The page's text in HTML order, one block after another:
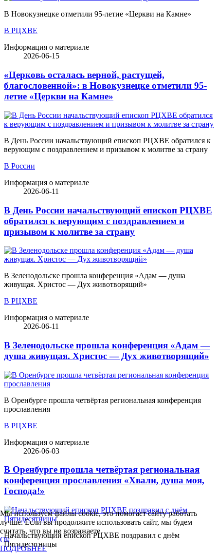
В Новокузнецке отметили 95-летие «Церкви на Камне»
В РЦХВЕ
Информация о материале
2026-06-15
«Церковь осталась верной, растущей,
благословенной»: в Новокузнецке отметили 95-
летие «Церкви на Камне»
В День России начальствующий епископ РЦХВЕ обратился к
верующим с поздравлением и призывом к молитве за страну
В России
Информация о материале
2026-06-11
В День России начальствующий епископ РЦХВЕ
обратился к верующим с поздравлением и
призывом к молитве за страну
В Зеленодольске прошла конференция «Адам — душа
живущая. Христос — Дух животворящий»
В РЦХВЕ
Информация о материале
2026-06-11
В Зеленодольске прошла конференция «Адам —
душа живущая. Христос — Дух животворящий»
В Оренбурге прошла четвёртая региональная конференция
прославления
В РЦХВЕ
Информация о материале
2026-06-03
В Оренбурге прошла четвёртая региональная
конференция прославления «Хвали, душа моя,
Господа!»
Начальствующий епископ РЦХВЕ поздравил с днём
Пятидесятницы
Мы используем файлы cookie, это помогает сайту работать
лучше. Если вы продолжите использовать сайт, мы будем
считать, что вы не возражаете.
Ok
ПОДРОБНЕЕ